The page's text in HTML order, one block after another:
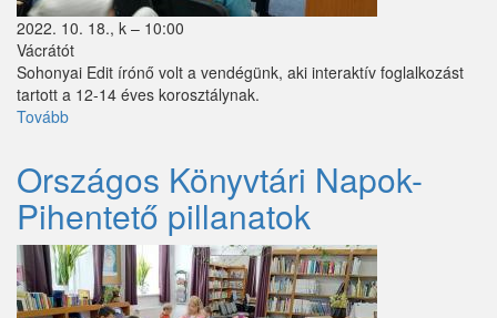
Nagybörzsöny
Nagytarcsa
Nyáregyháza
Örkény
Pánd
Penc
2022. 10. 18., k – 10:00
Vácrátót
Sohonyai Edit írónő volt a vendégünk, aki interaktív foglalkozást
tartott a 12-14 éves korosztálynak.
Tovább
Sohonyai
előadása)
Országos Könyvtári Napok-
Pihentető pillanatok